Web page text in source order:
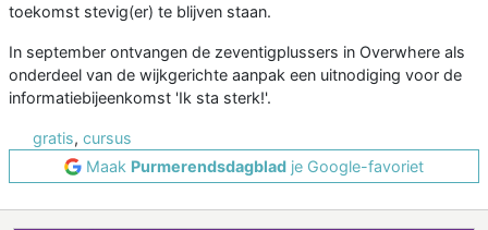
toekomst stevig(er) te blijven staan.
In september ontvangen de zeventigplussers in Overwhere als
onderdeel van de wijkgerichte aanpak een uitnodiging voor de
informatiebijeenkomst 'Ik sta sterk!'.
gratis, cursus
Maak Purmerendsdagblad je Google-favoriet